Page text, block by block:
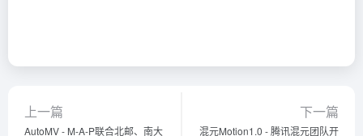
上一篇
AutoMV - M-A-P联合北邮、南大
下一篇
混元Motion1.0 - 腾讯混元团队开